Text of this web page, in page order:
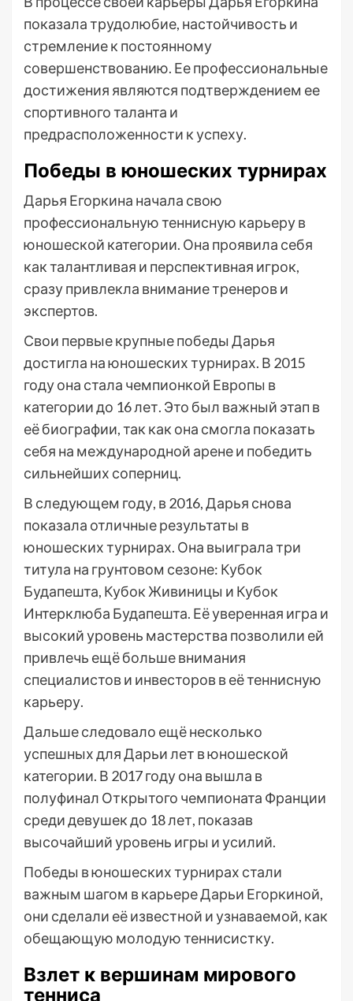
показала трудолюбие, настойчивость и
стремление к постоянному
совершенствованию. Ее профессиональные
достижения являются подтверждением ее
спортивного таланта и
предрасположенности к успеху.
Победы в юношеских турнирах
Дарья Егоркина начала свою
профессиональную теннисную карьеру в
юношеской категории. Она проявила себя
как талантливая и перспективная игрок,
сразу привлекла внимание тренеров и
экспертов.
Свои первые крупные победы Дарья
достигла на юношеских турнирах. В 2015
году она стала чемпионкой Европы в
категории до 16 лет. Это был важный этап в
её биографии, так как она смогла показать
себя на международной арене и победить
сильнейших соперниц.
В следующем году, в 2016, Дарья снова
показала отличные результаты в
юношеских турнирах. Она выиграла три
титула на грунтовом сезоне: Кубок
Будапешта, Кубок Живиницы и Кубок
Интерклюба Будапешта. Её уверенная игра и
высокий уровень мастерства позволили ей
привлечь ещё больше внимания
специалистов и инвесторов в её теннисную
карьеру.
Дальше следовало ещё несколько
успешных для Дарьи лет в юношеской
категории. В 2017 году она вышла в
полуфинал Открытого чемпионата Франции
среди девушек до 18 лет, показав
высочайший уровень игры и усилий.
Победы в юношеских турнирах стали
важным шагом в карьере Дарьи Егоркиной,
они сделали её известной и узнаваемой, как
обещающую молодую теннисистку.
Взлет к вершинам мирового
тенниса